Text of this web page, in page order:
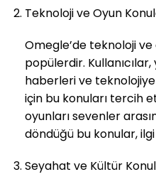
Teknoloji ve Oyun
Omegle’de teknoloji
popülerdir.
haberleri ve
için bu konuları tercih
oyunları sevenler
döndüğü bu konular,
Seyahat ve Kültür